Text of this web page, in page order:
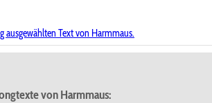
ausgewählten Text von Harmmaus.
von Harmmaus: